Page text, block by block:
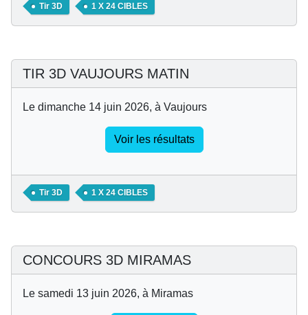
Tir 3D 1 X 24 CIBLES
TIR 3D VAUJOURS MATIN
Le dimanche 14 juin 2026, à Vaujours
Voir les résultats
Tir 3D 1 X 24 CIBLES
CONCOURS 3D MIRAMAS
Le samedi 13 juin 2026, à Miramas